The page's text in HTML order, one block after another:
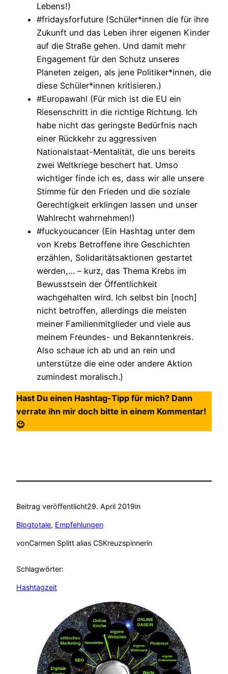
Lebens!)
#fridaysforfuture (Schüler*innen die für ihre
Zukunft und das Leben ihrer eigenen Kinder
auf die Straße gehen. Und damit mehr
Engagement für den Schutz unseres
Planeten zeigen, als jene Politiker*innen, die
diese Schüler*innen kritisieren.)
#Europawahl (Für mich ist die EU ein
Riesenschritt in die richtige Richtung. Ich
habe nicht das geringste Bedürfnis nach
einer Rückkehr zu aggressiven
Nationalstaat-Mentalität, die uns bereits
zwei Weltkriege beschert hat. Umso
wichtiger finde ich es, dass wir alle unsere
Stimme für den Frieden und die soziale
Gerechtigkeit erklingen lassen und unser
Wahlrecht wahrnehmen!)
#fuckyoucancer (Ein Hashtag unter dem
von Krebs Betroffene ihre Geschichten
erzählen, Solidaritätsaktionen gestartet
werden,… – kurz, das Thema Krebs im
Bewusstsein der Öffentlichkeit
wachgehalten wird. Ich selbst bin [noch]
nicht betroffen, allerdings die meisten
meiner Familienmitglieder und viele aus
meinem Freundes- und Bekanntenkreis.
Also schaue ich ab und an rein und
unterstütze die eine oder andere Aktion
zumindest moralisch.)
Hast Du einen Hashtag-Tipp für mich? Dann
verrate ihn mir doch bitte in einem Kommentar!
😉
Beitrag veröffentlicht29. April 2019in
Blogtotale, Empfehlungen
vonCarmen Splitt alias CSKreuzspinnerin
Schlagwörter:
Hashtagzeit